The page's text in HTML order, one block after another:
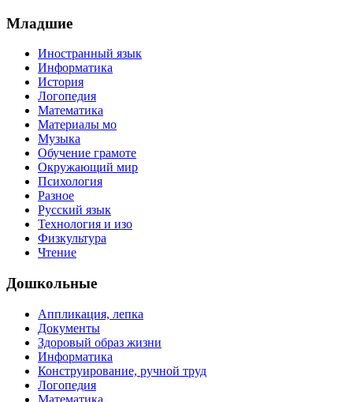
Младшие
Иностранный язык
Информатика
История
Логопедия
Математика
Материалы мо
Музыка
Обучение грамоте
Окружающий мир
Психология
Разное
Русский язык
Технология и изо
Физкультура
Чтение
Дошкольные
Аппликация, лепка
Документы
Здоровый образ жизни
Информатика
Конструирование, ручной труд
Логопедия
Математика